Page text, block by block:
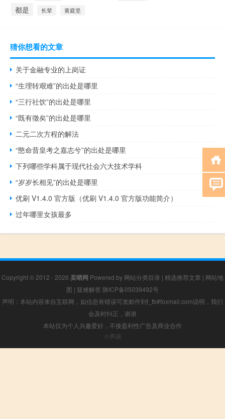
都是 长辈 黄庭坚
猜你想看的文章
关于金融专业的上岗证
“生理转艰难”的出处是哪里
“三行社饮”的出处是哪里
“既有徵矣”的出处是哪里
二元二次方程的解法
“愍命昔皇考之嘉志兮”的出处是哪里
下列哪些学科属于现代社会六大技术学科
“岁岁长相见”的出处是哪里
优刷 V1.4.0 官方版（优刷 V1.4.0 官方版功能简介）
过年哪里女孩最多
Copyright © 2012 - 2026 卖晒网 Powered by 网站分类目录 | 精选推荐文章 | 网站地
图 | 疑难解答 陕ICP备05039492号
声明：本站内容来自互联网，如信息有错误可发邮件到f_fb#foxmail.com说明，我们
会及时纠正，谢谢
本站仅为个人兴趣爱好，不接盈利性广告及商业合作
小男孩